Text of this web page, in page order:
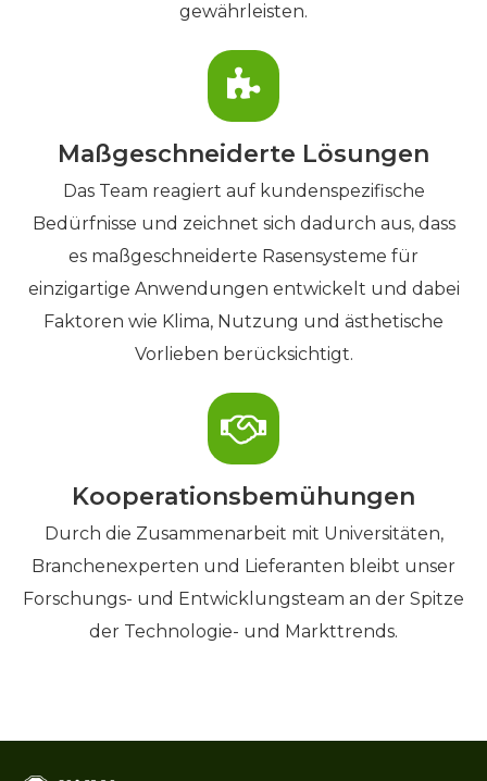
gewährleisten.
Maßgeschneiderte Lösungen
Das Team reagiert auf kundenspezifische
Bedürfnisse und zeichnet sich dadurch aus, dass
es maßgeschneiderte Rasensysteme für
einzigartige Anwendungen entwickelt und dabei
Faktoren wie Klima, Nutzung und ästhetische
Vorlieben berücksichtigt.
Kooperationsbemühungen
Durch die Zusammenarbeit mit Universitäten,
Branchenexperten und Lieferanten bleibt unser
Forschungs- und Entwicklungsteam an der Spitze
der Technologie- und Markttrends.